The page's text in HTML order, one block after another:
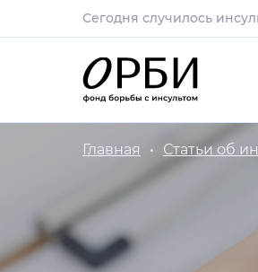
Сегодня случилось
Главная Статьи об